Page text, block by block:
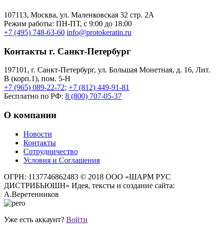
107113, Moсква, ул. Маленковская 32 стр. 2А
Режим работы: ПН-ПТ, с 9:00 до 18:00
+7 (495) 748-63-60 info@protokeratin.ru
Контакты г. Санкт-Петербург
197101, г. Санкт-Петербург, ул. Большая Монетная, д. 16, Лит.
В (корп.1), пом. 5-Н
+7 (965) 089-22-72; +7 (812) 449-91-81
Бесплатно по РФ: 8 (800) 707-05-37
О компании
Новости
Контакты
Сотрудничество
Условия и Соглашения
ОГРН: 1137746862483 © 2018 ООО «ШАРМ РУС
ДИСТРИБЬЮШН» Идея, тексты и создание сайта:
А.Веретенников
Уже есть аккаунт? Войти